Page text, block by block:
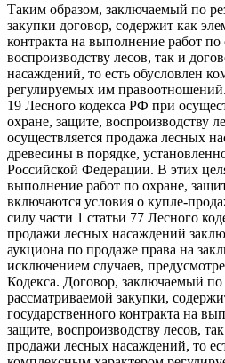
Таким образом, заключаемый по
закупки договор, содержит как
контракта на выполнение работ по
воспроизводству лесов, так и
насаждений, то есть обусловлен
регулируемых им
19 Лесного кодекса РФ при
охране, защите, воспроизводству
осуществляется продажа лесных
древесины в порядке,
Российской Федерации. В этих
выполнение работ по охране,
включаются условия о купле-
силу части 1 статьи 77 Лесного
продажи лесных насаждений
аукциона по продаже права на
исключением случаев,
Кодекса. Договор, заключаемый по
рассматриваемой закупки,
государственного контракта на
защите, воспроизводству лесов,
продажи лесных насаждений, то